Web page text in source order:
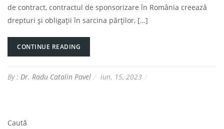
de contract, contractul de sponsorizare în România creează
drepturi și obligații în sarcina părților, […]
CONTINUE READING
By : Dr. Radu Catalin Pavel iun. 15, 2023
Caută